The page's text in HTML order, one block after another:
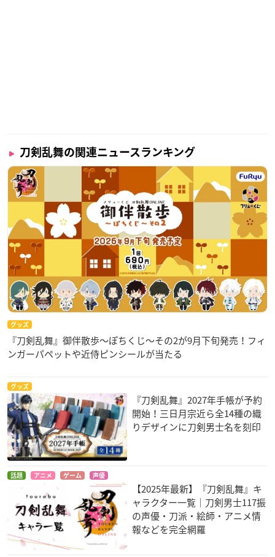
刀剣乱舞の関連ニュースランキング
グッズ
『刀剣乱舞』御伴散歩～ぽちくじ～その2が9月下旬発売！フィ
ンガーパペットや近侍ピンシールが当たる
グッズ
『刀剣乱舞』2027年手帳が予約
開始！三日月宗近ら全14種の織
りデザインに刀剣男士名を刻印
話題 アニメ ゲーム 声優
【2025年最新】『刀剣乱舞』キ
ャラクター一覧｜刀剣男士117振
の声優・刀派・絵師・アニメ情
報などを完全網羅